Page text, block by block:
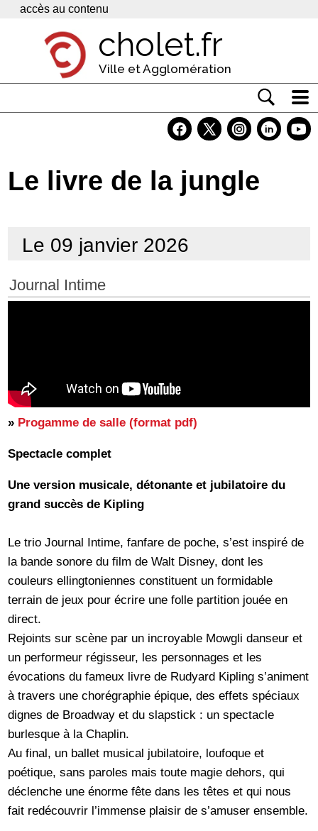
Panneau de gestion des cookies
accès au contenu
cholet.fr
Ville et Agglomération
Economie
Contacts
Le livre de la jungle
Le 09 janvier 2026
Journal Intime
» Progamme de salle (format pdf)
Spectacle complet
Une version musicale, détonante et jubilatoire du
grand succès de Kipling
Le trio Journal Intime, fanfare de poche, s’est inspiré de
la bande sonore du film de Walt Disney, dont les
couleurs ellingtoniennes constituent un formidable
terrain de jeux pour écrire une folle partition jouée en
direct.
Rejoints sur scène par un incroyable Mowgli danseur et
un performeur régisseur, les personnages et les
évocations du fameux livre de Rudyard Kipling s’animent
à travers une chorégraphie épique, des effets spéciaux
dignes de Broadway et du slapstick : un spectacle
burlesque à la Chaplin.
Au final, un ballet musical jubilatoire, loufoque et
poétique, sans paroles mais toute magie dehors, qui
déclenche une énorme fête dans les têtes et qui nous
fait redécouvrir l’immense plaisir de s’amuser ensemble.